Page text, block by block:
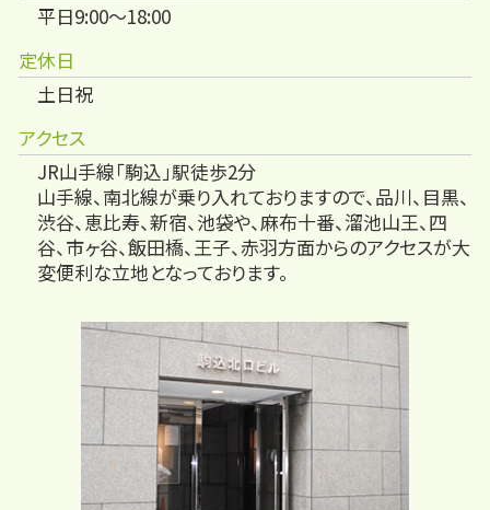
平日9:00～18:00
定休日
土日祝
アクセス
JR山手線「駒込」駅徒歩2分
山手線、南北線が乗り入れておりますので、品川、目黒、
渋谷、恵比寿、新宿、池袋や、麻布十番、溜池山王、四
谷、市ヶ谷、飯田橋、王子、赤羽方面からのアクセスが大
変便利な立地となっております。